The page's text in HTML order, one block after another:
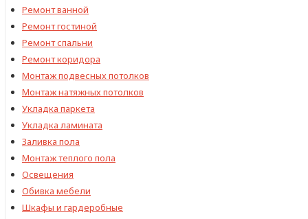
Ремонт ванной
Ремонт гостиной
Ремонт спальни
Ремонт коридора
Монтаж подвесных потолков
Монтаж натяжных потолков
Укладка паркета
Укладка ламината
Заливка пола
Монтаж теплого пола
Освещения
Обивка мебели
Шкафы и гардеробные